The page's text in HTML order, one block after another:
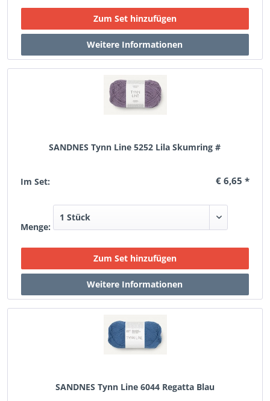
SANDNES Tynn Line 5252 Lila Skumring #
Im Set: € 6,65 *
Menge:
SANDNES Tynn Line 6044 Regatta Blau